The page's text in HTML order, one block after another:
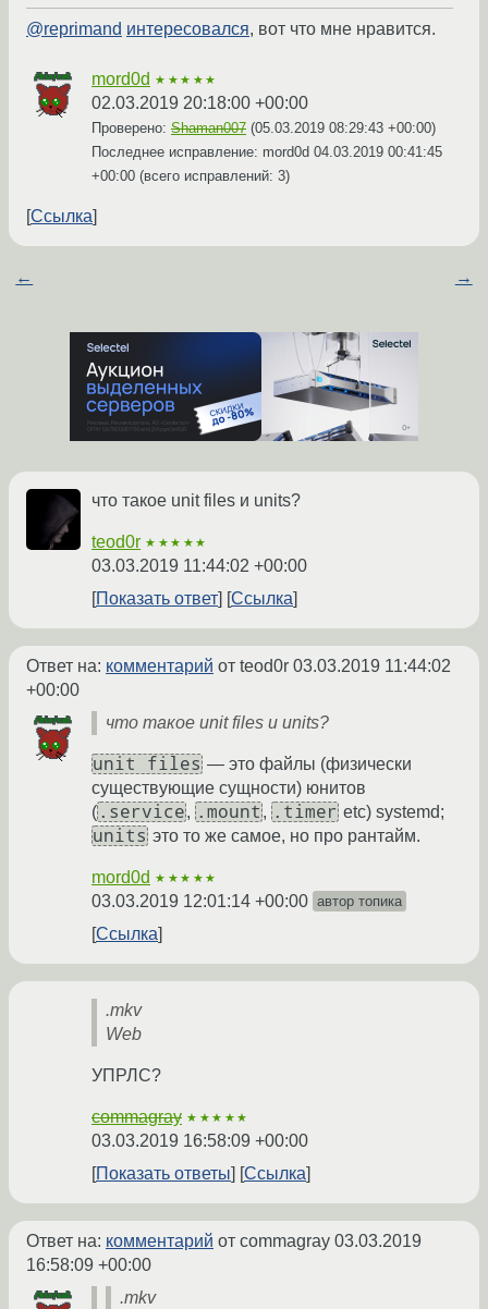
@reprimand интересовался, вот что мне нравится.
mord0d ★★★★★
02.03.2019 20:18:00 +00:00
Проверено: Shaman007 (05.03.2019 08:29:43 +00:00)
Последнее исправление: mord0d 04.03.2019 00:41:45
+00:00 (всего исправлений: 3)
Ссылка
← →
что такое unit files и units?
teod0r ★★★★★
03.03.2019 11:44:02 +00:00
Показать ответ
Ссылка
Ответ на: комментарий от teod0r 03.03.2019 11:44:02
+00:00
что такое unit files и units?
unit files — это файлы (физически
существующие сущности) юнитов
( .service, .mount , .timer etc) systemd;
units это то же самое, но про рантайм.
mord0d ★★★★★
03.03.2019 12:01:14 +00:00 автор топика
Ссылка
.mkv
Web
УПРЛС?
commagray ★★★★★
03.03.2019 16:58:09 +00:00
Показать ответы
Ссылка
Ответ на: комментарий от commagray 03.03.2019
16:58:09 +00:00
.mkv